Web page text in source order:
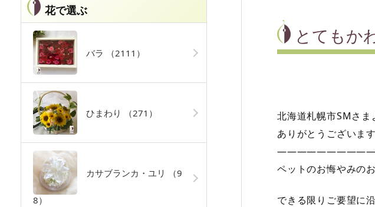
とてもか
北海道札幌市SMさま
ありがとうございます
ペットのお悔やみの
できる限りご要望に
花で選ぶ
バラ （2111）
ひまわり （271）
カサブランカ・ユリ （9
8）